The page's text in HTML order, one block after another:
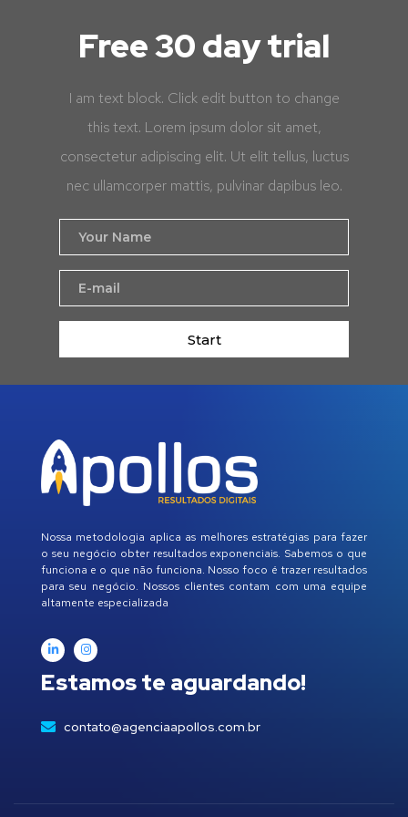
Free 30 day trial
I am text block. Click edit button to change
this text. Lorem ipsum dolor sit amet,
consectetur adipiscing elit. Ut elit tellus, luctus
nec ullamcorper mattis, pulvinar dapibus leo.
Start
Nossa metodologia aplica as melhores estratégias para fazer
o seu negócio obter resultados exponenciais. Sabemos o que
funciona e o que não funciona. Nosso foco é trazer resultados
para seu negócio. Nossos clientes contam com uma equipe
altamente especializada
Estamos te aguardando!
contato@agenciaapollos.com.br